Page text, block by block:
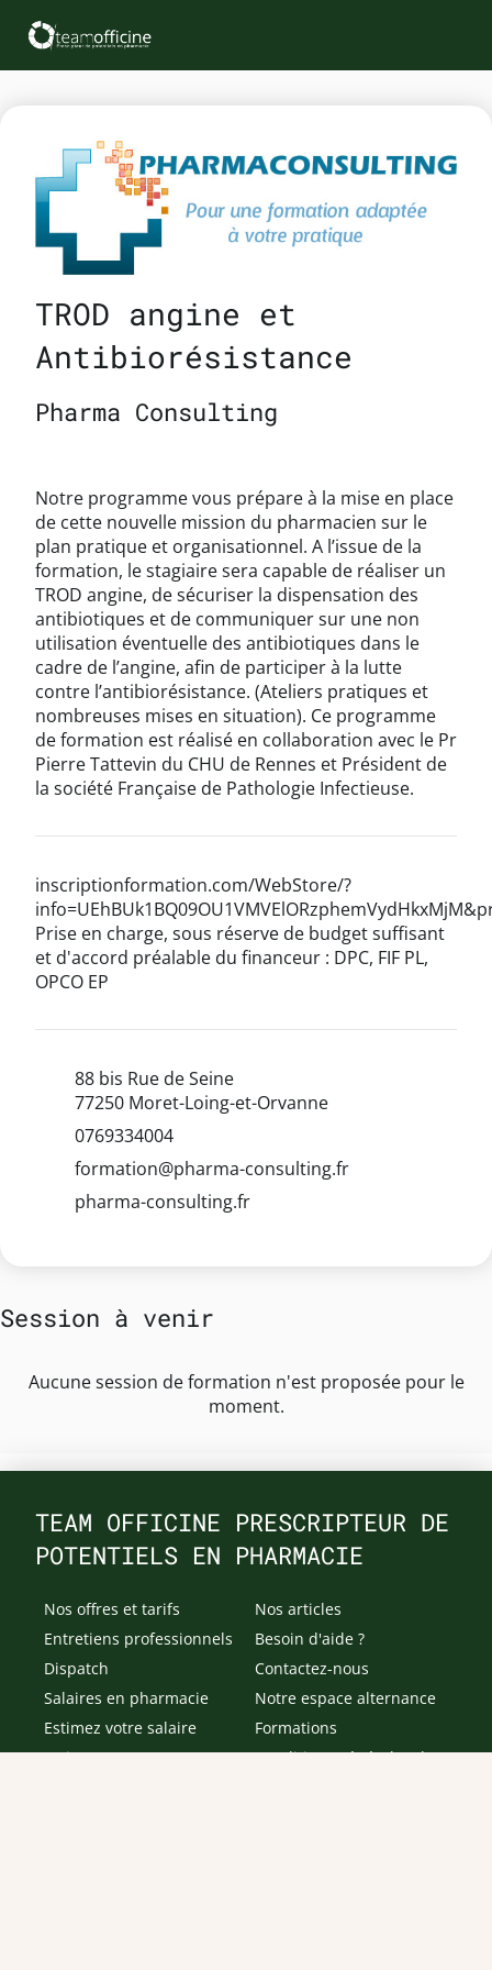
TROD angine et
Antibiorésistance
Pharma Consulting
Notre programme vous prépare à la mise en place
de cette nouvelle mission du pharmacien sur le
plan pratique et organisationnel. A l’issue de la
formation, le stagiaire sera capable de réaliser un
TROD angine, de sécuriser la dispensation des
antibiotiques et de communiquer sur une non
utilisation éventuelle des antibiotiques dans le
cadre de l’angine, afin de participer à la lutte
contre l’antibiorésistance. (Ateliers pratiques et
nombreuses mises en situation). Ce programme
de formation est réalisé en collaboration avec le Pr
Pierre Tattevin du CHU de Rennes et Président de
la société Française de Pathologie Infectieuse.
inscriptionformation.com/WebStore/?
Prise en charge, sous réserve de budget suffisant
et d'accord préalable du financeur : DPC, FIF PL,
OPCO EP
88 bis Rue de Seine
77250 Moret-Loing-et-Orvanne
0769334004
formation@pharma-consulting.fr
pharma-consulting.fr
Session à venir
Aucune session de formation n'est proposée pour le
moment.
TEAM OFFICINE PRESCRIPTEUR DE
POTENTIELS EN PHARMACIE
Nos offres et tarifs
Entretiens professionnels
Dispatch
Salaires en pharmacie
Estimez votre salaire
Qui sommes-nous ?
Nos articles
Besoin d'aide ?
Contactez-nous
Notre espace alternance
Formations
Conditions générales de